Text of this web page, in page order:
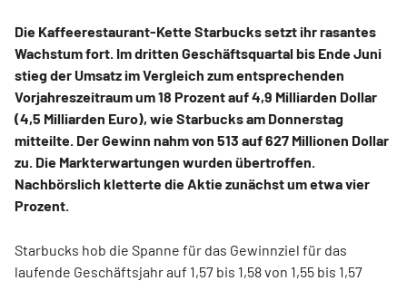
Die Kaffeerestaurant-Kette Starbucks setzt ihr rasantes
Wachstum fort. Im dritten Geschäftsquartal bis Ende Juni
stieg der Umsatz im Vergleich zum entsprechenden
Vorjahreszeitraum um 18 Prozent auf 4,9 Milliarden Dollar
(4,5 Milliarden Euro), wie Starbucks am Donnerstag
mitteilte. Der Gewinn nahm von 513 auf 627 Millionen Dollar
zu. Die Markterwartungen wurden übertroffen.
Nachbörslich kletterte die Aktie zunächst um etwa vier
Prozent.
Starbucks hob die Spanne für das Gewinnziel für das
laufende Geschäftsjahr auf 1,57 bis 1,58 von 1,55 bis 1,57